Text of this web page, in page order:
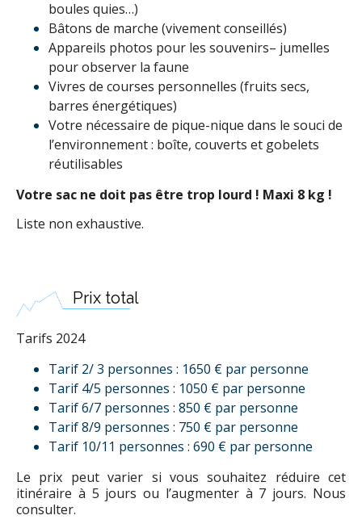
boules quies…)
Bâtons de marche (vivement conseillés)
Appareils photos pour les souvenirs– jumelles
pour observer la faune
Vivres de courses personnelles (fruits secs,
barres énergétiques)
Votre nécessaire de pique-nique dans le souci de
l’environnement : boîte, couverts et gobelets
réutilisables
Votre sac ne doit pas être trop lourd ! Maxi 8 kg !
Liste non exhaustive.
Prix total
Tarifs 2024
Tarif 2/ 3 personnes : 1650 € par personne
Tarif 4/5 personnes : 1050 € par personne
Tarif 6/7 personnes : 850 € par personne
Tarif 8/9 personnes : 750 € par personne
Tarif 10/11 personnes : 690 € par personne
Le prix peut varier si vous souhaitez réduire cet
itinéraire à 5 jours ou l’augmenter à 7 jours. Nous
consulter.